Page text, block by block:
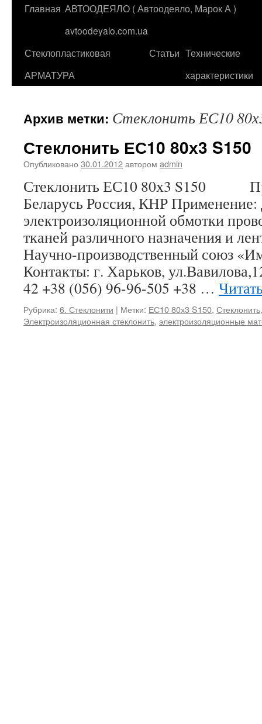
Перейти
содержимому
Главная АВТООДЕЯЛО ( Автоодеяло, Марок А )
avtoodeyalo.com.ua
Стеклопластиковая
АРМАТУРА
Статьи Технические
характеристики
Архив метки: Стеклонить ЕС10
Стеклонить ЕС10 80х3 S150
Опубликовано 30.01.2012автором admin
Стеклонить ЕС10 80х3 S150
Беларусь Россия, КНР
электроизоляционной обмотки
тканей различного назначения и
Научно-производственный союз
Контакты: г. Харьков,
42 +38 (056) 96-96-505 +38 …
Рубрика: 6. Стеклонити | Метки: ЕС10 80х3 S150, Стеклонить
Электроизоляционная стеклонить, электроизоляционные